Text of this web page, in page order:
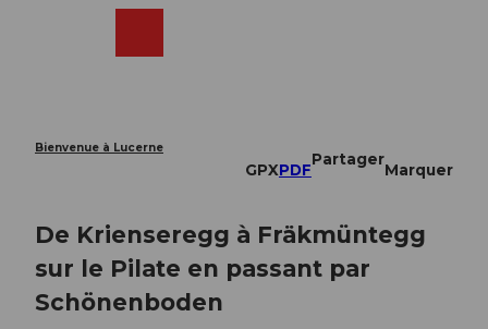
Bienvenue à Lucerne
GPXPDF
Partager
Marquer
De Krienseregg à Fräkmüntegg
sur le Pilate en passant par
Schönenboden